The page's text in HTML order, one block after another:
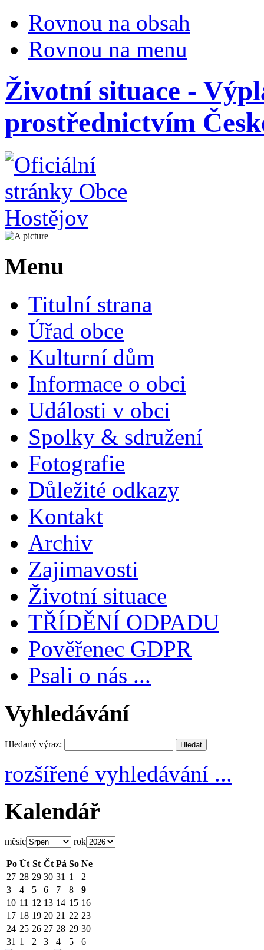
Rovnou na obsah
Rovnou na menu
Životní situace -
prostřednictvím
Menu
Titulní strana
Úřad obce
Kulturní dům
Informace o obci
Události v obci
Spolky & sdružení
Fotografie
Důležité odkazy
Kontakt
Archiv
Zajimavosti
Životní situace
TŘÍDĚNÍ ODPADU
Pověřenec GDPR
Psali o nás ...
Vyhledávání
Hledaný výraz:
rozšířené vyhledávání ...
Kalendář
měsíc rok
Po Út St Čt Pá So Ne
27 28 29 30 31 1
2
3
4 5 6 7 8
9
10 11 12 13 14 15 16
17 18 19 20 21 22 23
24 25 26 27 28 29 30
31 1 2 3 4 5 6